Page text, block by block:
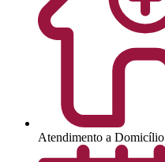
Atendimento a Domicílio